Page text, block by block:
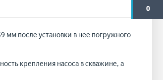
0
после установки в нее погружного
крепления насоса в скважине, а